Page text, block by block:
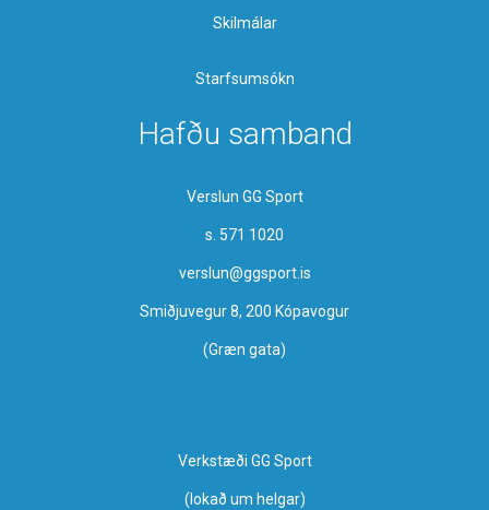
Skilmálar
Starfsumsókn
Hafðu samband
Verslun GG Sport
s. 571 1020
verslun@ggsport.is
Smiðjuvegur 8, 200 Kópavogur
(Græn gata)
Verkstæði GG Sport
​(lokað um helgar)